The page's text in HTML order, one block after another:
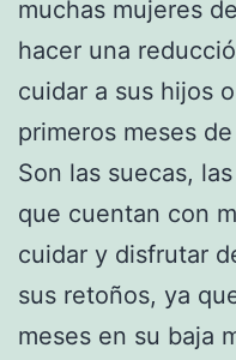
muchas mujeres
hacer una
cuidar a sus hijos
primeros meses
Son las suecas,
que cuentan con
cuidar y disfrutar
sus retoños, ya
meses en su baja